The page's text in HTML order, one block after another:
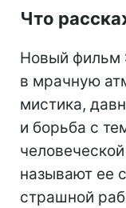
Что
Новый фильм
в мрачную
мистика,
и борьба с
называют ее
страшной